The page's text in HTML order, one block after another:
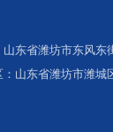
山东省潍坊市东风东
：山东省潍坊市潍城